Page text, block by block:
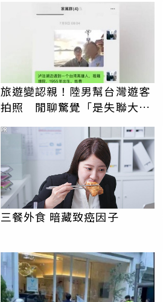
旅遊變認親！陸男幫台灣遊客
拍照 閒聊驚覺「是失聯大
伯」奇蹟重逢
三餐外食 暗藏致癌因子
PR